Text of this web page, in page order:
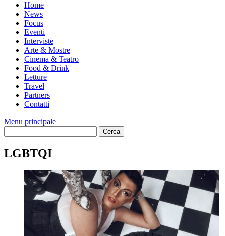
Home
News
Focus
Eventi
Interviste
Arte & Mostre
Cinema & Teatro
Food & Drink
Letture
Travel
Partners
Contatti
Menu principale
LGBTQI